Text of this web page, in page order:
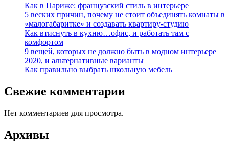
Как в Париже: французский стиль в интерьере
5 веских причин, почему не стоит объединять комнаты в
«малогабаритке» и создавать квартиру-студию
Как втиснуть в кухню…офис, и работать там с
комфортом
9 вещей, которых не должно быть в модном интерьере
2020, и альтернативные варианты
Как правильно выбрать школьную мебель
Свежие комментарии
Нет комментариев для просмотра.
Архивы